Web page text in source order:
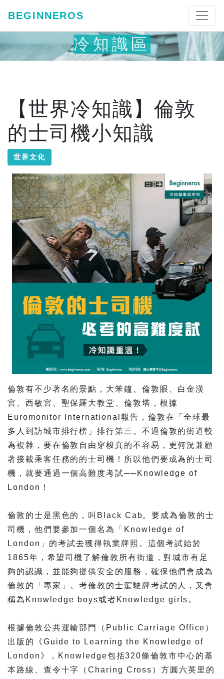
BEGINNEROS
冷知識區
【世界冷知識】倫敦
的士司機小知識
世界文化
倫敦有不少著名的景點，大笨鐘、倫敦眼、白金漢
宮、西敏宮、聖保羅大教堂、倫敦塔，根據
Euromonitor International報告，倫敦在「全球最
多人到訪城市排行榜」排行第三。不過倫敦的街道較
為複雜，要在倫敦自由穿梭真的不容易，更何況兼顧
著接載乘客任務的的士司機！所以他們要成為的士司
機，就要通過一個高難度考試──Knowledge of
London！
倫敦的士是黑色的，叫Black Cab。要成為倫敦的士
司機，他們要參加一個名為「Knowledge of
London」的考試去獲得執業牌照。這個考試始於
1865年，希望司機了解倫敦所有街道，對城市有足
夠的認識，並能夠提供安全的服務，確保他們會成為
倫敦的「專家」。考倫敦的士駕駛牌考試的人，又會
稱為Knowledge boys或者Knowledge girls。
根據倫敦公共運輸部門（Public Carriage Office）
出版的《Guide to Learning the Knowledge of
London》，Knowledge包括320條倫敦市中心的基
本路線、查令十字（Charing Cross）方圓六英里的